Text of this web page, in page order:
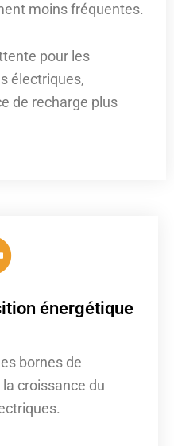
moins fréquentes.
pour les
électriques,
de recharge plus
énergétique
bornes de
croissance du